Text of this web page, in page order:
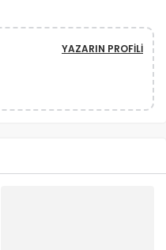
YAZARIN PROFILI